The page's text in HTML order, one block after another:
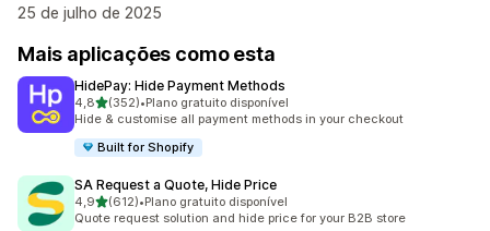
25 de julho de 2025
Mais aplicações como esta
HidePay: Hide Payment Methods
4,8de 5 estrelas
(352)
352 total de avaliações
•Plano gratuito disponível
Hide & customise all payment methods in your checkout
Built for Shopify
SA Request a Quote, Hide Price
4,9de 5 estrelas
(612)
612 total de avaliações
•Plano gratuito disponível
Quote request solution and hide price for your B2B store